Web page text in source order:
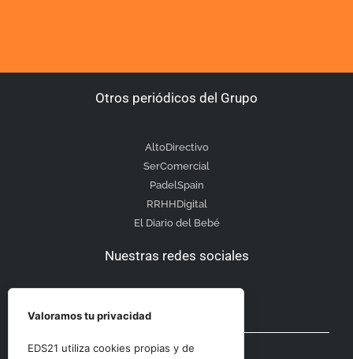
Otros periódicos del Grupo
AltoDirectivo
SerComercial
PadelSpain
RRHHDigital
El Diario del Bebé
Nuestras redes sociales
Otras secciones
Valoramos tu privacidad
EDS21 utiliza cookies propias y de